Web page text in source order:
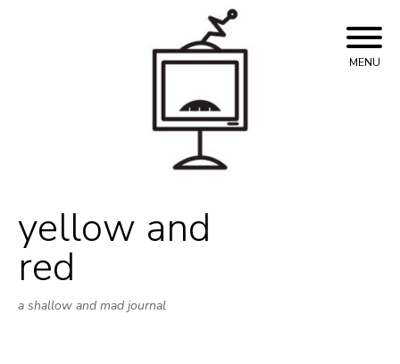
yellow and
red
a shallow and mad journal
MENU